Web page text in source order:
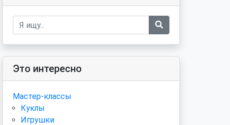
Это интересно
Мастер-классы
Куклы
Игрушки